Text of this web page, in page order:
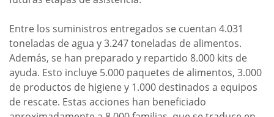
Entre los suministros entregados se cuentan 4.031
toneladas de agua y 3.247 toneladas de alimentos.
Además, se han preparado y repartido 8.000 kits de
ayuda. Esto incluye 5.000 paquetes de alimentos, 3.000
de productos de higiene y 1.000 destinados a equipos
de rescate. Estas acciones han beneficiado